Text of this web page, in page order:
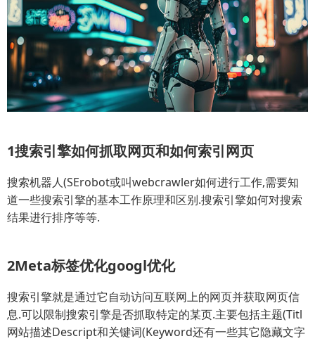
1搜索引擎如何抓取网页和如何索引网页
搜索机器人(SErobot或叫webcrawler如何进行工作,需要知
道一些搜索引擎的基本工作原理和区别.搜索引擎如何对搜索
结果进行排序等等.
2Meta标签优化googl优化
搜索引擎就是通过它自动访问互联网上的网页并获取网页信
息.可以限制搜索引擎是否抓取特定的某页.主要包括主题(Titl
网站描述Descript和关键词(Keyword还有一些其它隐藏文字